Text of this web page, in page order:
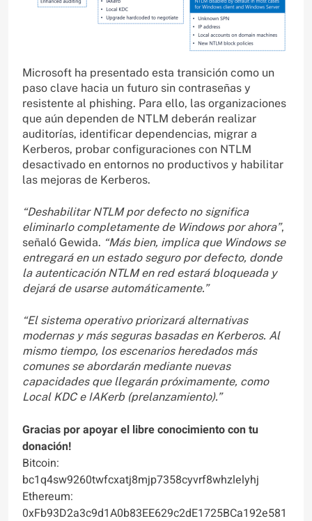
Microsoft ha presentado esta transición como un
paso clave hacia un futuro sin contraseñas y
resistente al phishing. Para ello, las organizaciones
que aún dependen de NTLM deberán realizar
auditorías, identificar dependencias, migrar a
Kerberos, probar configuraciones con NTLM
desactivado en entornos no productivos y habilitar
las mejoras de Kerberos.
“Deshabilitar NTLM por defecto no significa
eliminarlo completamente de Windows por ahora”,
señaló Gewida. “Más bien, implica que Windows se
entregará en un estado seguro por defecto, donde
la autenticación NTLM en red estará bloqueada y
dejará de usarse automáticamente.”
“El sistema operativo priorizará alternativas
modernas y más seguras basadas en Kerberos. Al
mismo tiempo, los escenarios heredados más
comunes se abordarán mediante nuevas
capacidades que llegarán próximamente, como
Local KDC e IAKerb (prelanzamiento).”
Gracias por apoyar el libre conocimiento con tu
donación!
Bitcoin:
bc1q4sw9260twfcxatj8mjp7358cyvrf8whzlelyhj
Ethereum:
0xFb93D2a3c9d1A0b83EE629c2dE1725BCa192e581